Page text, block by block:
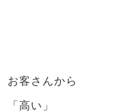
お客さんから
「高い」